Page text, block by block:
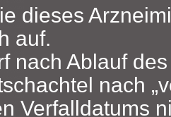
dieses
auf.
nach Ablauf
nach
Verfalldatums